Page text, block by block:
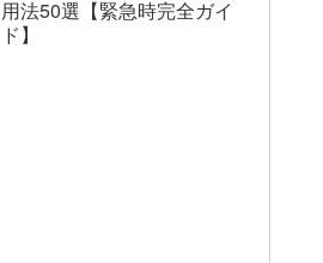
用法50選【緊急時完全ガイ
ド】